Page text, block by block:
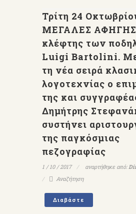
Τρίτη 24
ΜΕΓΑΛΕΣ
κλέφτης των
Luigi Bartolini.
τη νέα σειρά
λογοτεχνίας ο
της και
Δημήτρης
συστήνει
της παγκόσμιας
πεζογραφίας
1 / 10 / 2017 αναρτήθηκε από:
Αναζήτηση
Διαβάστε